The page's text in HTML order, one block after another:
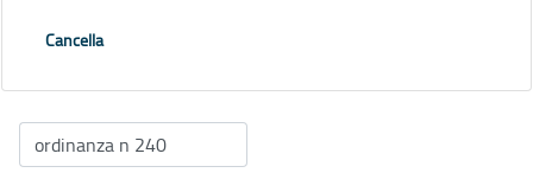
Cancella